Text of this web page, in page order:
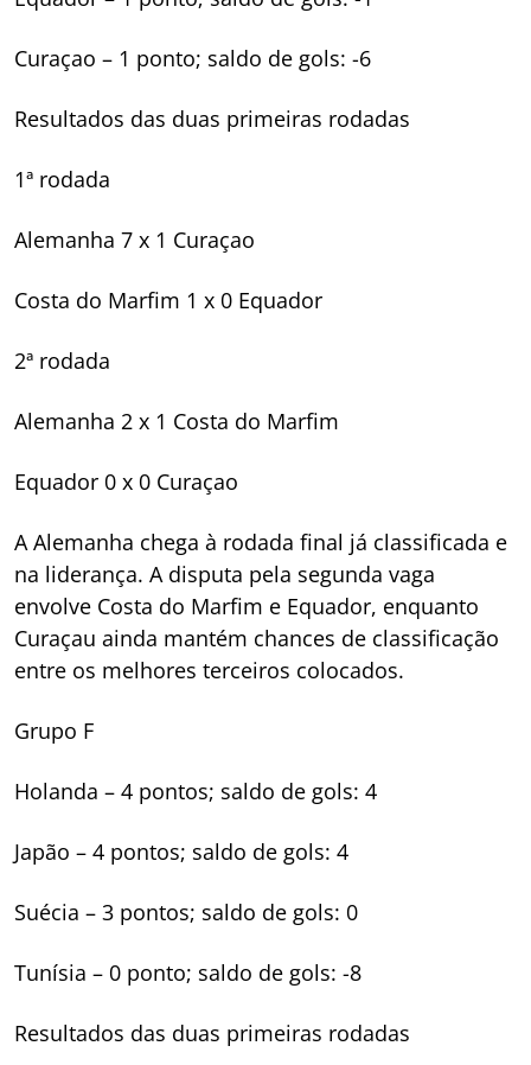
Curaçao – 1 ponto; saldo de gols: -6
Resultados das duas primeiras rodadas
1ª rodada
Alemanha 7 x 1 Curaçao
Costa do Marfim 1 x 0 Equador
2ª rodada
Alemanha 2 x 1 Costa do Marfim
Equador 0 x 0 Curaçao
A Alemanha chega à rodada final já classificada e
na liderança. A disputa pela segunda vaga
envolve Costa do Marfim e Equador, enquanto
Curaçau ainda mantém chances de classificação
entre os melhores terceiros colocados.
Grupo F
Holanda – 4 pontos; saldo de gols: 4
Japão – 4 pontos; saldo de gols: 4
Suécia – 3 pontos; saldo de gols: 0
Tunísia – 0 ponto; saldo de gols: -8
Resultados das duas primeiras rodadas